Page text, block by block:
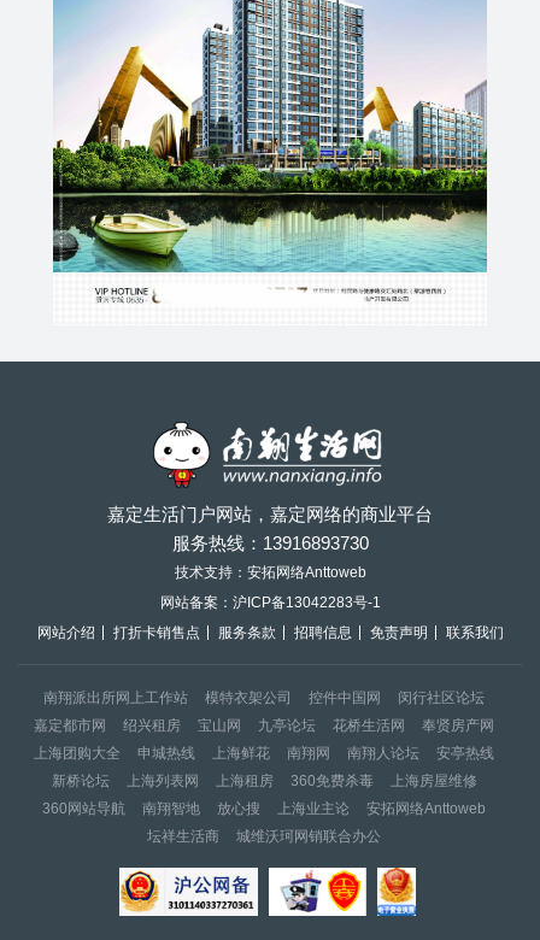
嘉定生活门户网站，嘉定网络的商业平台
服务热线： 13916893730
技术支持：安拓网络Anttoweb
网站备案： 沪ICP备13042283号-1
网站介绍
打折卡销售点 服务条款 招聘信息 免责声明 联系我们
南翔派出所网上工作站 模特衣架公司 控件中国网
闵行社区论坛
嘉定都市网
绍兴租房 宝山网 九亭论坛 花桥生活网
奉贤房产网
上海团购大全
申城热线 上海鲜花 南翔网 南翔人论坛
安亭热线
新桥论坛
上海列表网 上海租房 360免费杀毒
上海房屋维修
360网站导航
南翔智地 放心搜 上海业主论
安拓网络Anttoweb
坛祥生活商
城维沃珂网销联合办公